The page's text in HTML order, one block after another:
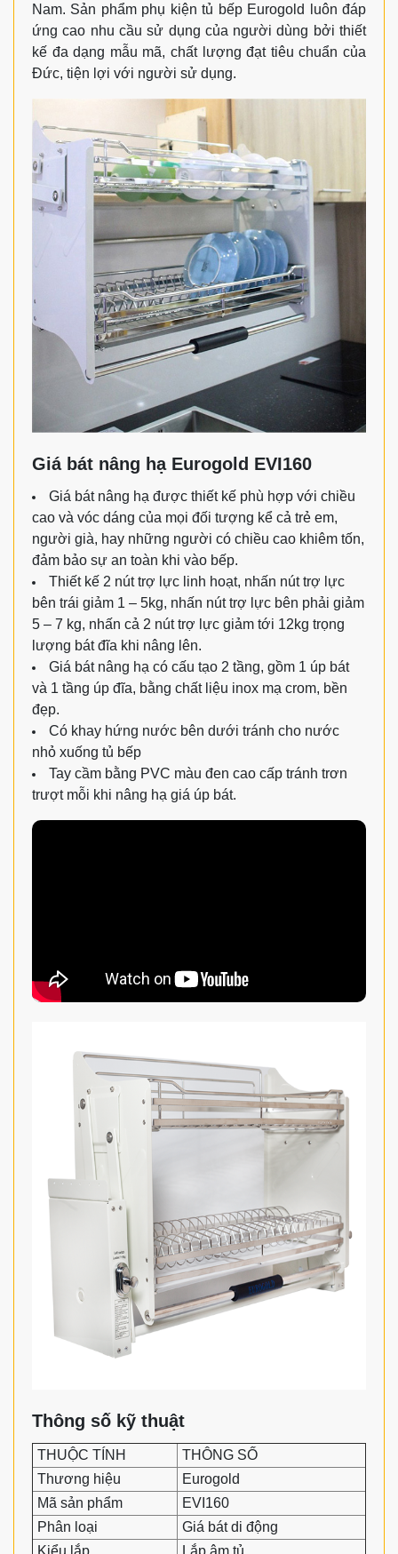
Nam. Sản phẩm phụ kiện tủ bếp Eurogold luôn đáp
ứng cao nhu cầu sử dụng của người dùng bởi thiết
kế đa dạng mẫu mã, chất lượng đạt tiêu chuẩn của
Đức, tiện lợi với người sử dụng.
Giá bát nâng hạ Eurogold EVI160
Giá bát nâng hạ được thiết kế phù hợp với chiều
cao và vóc dáng của mọi đối tượng kể cả trẻ em,
người già, hay những người có chiều cao khiêm tốn,
đảm bảo sự an toàn khi vào bếp.
Thiết kế 2 nút trợ lực linh hoạt, nhấn nút trợ lực
bên trái giảm 1 – 5kg, nhấn nút trợ lực bên phải giảm
5 – 7 kg, nhấn cả 2 nút trợ lực giảm tới 12kg trọng
lượng bát đĩa khi nâng lên.
Giá bát nâng hạ có cấu tạo 2 tầng, gồm 1 úp bát
và 1 tầng úp đĩa, bằng chất liệu inox mạ crom, bền
đẹp.
Có khay hứng nước bên dưới tránh cho nước
nhỏ xuống tủ bếp
Tay cầm bằng PVC màu đen cao cấp tránh trơn
trượt mỗi khi nâng hạ giá úp bát.
Thông số kỹ thuật
THUỘC TÍNH
THÔNG SỐ
Thương hiệu
Eurogold
Mã sản phẩm
EVI160
Phân loại
Giá bát di động
Kiểu lắp
Lắp âm tủ